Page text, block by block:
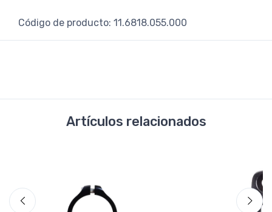
Código de producto: 11.6818.055.000
Artículos relacionados